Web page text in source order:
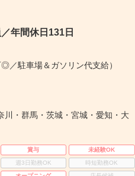
年間休日131日
／駐車場＆ガソリン代支給）
川・群馬・茨城・宮城・愛知・大
賞与
未経験OK
週3日勤務OK
時短勤務OK